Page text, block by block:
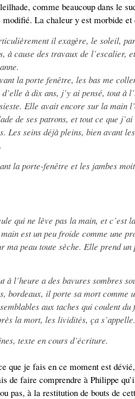
comme beaucoup dans le
modifié. La chaleur y est morbide et
il exagère, le soleil,
à cause des travaux de l’escalier,
la porte fenêtre, les bas me
à dix ans, j’y ai pensé, tout à
Elle avait encore sur la main
de ses patrons, et tout ce que
Les seins déjà pleins, bien avant
la porte-fenêtre et les jambes
qui ne lève pas la main, et c’est
est un peu froide comme une
ma peau toute sèche. Elle prend
à l’heure a des bavures sombres
bordeaux, il porte sa mort comme
aux taches qui coulent
la mort, les lividités, ça s’appelle.
texte en cours d’écriture.
que je fais en ce moment est
de faire comprendre à Philippe
pas, à la restitution de bouts de